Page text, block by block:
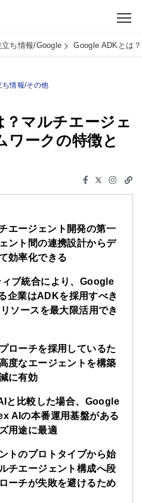
ち情報/Google Google ADKとは
ち情報/その他
マルチエージェ
ワークの特徴と
エージェント開発の第一
ント間の連携設計からデ
効率化できる
ブ統合により、Google
企業はADKを採用すべき
ソースを最大限活用でき
ローチを採用しているた
度なエージェントを構築
に有効
と比較した場合、Google
AIの本番運用基盤がある
用途に最適
トのプロトタイプから始
チエージェント構成へ段
ーチが失敗を避けるため